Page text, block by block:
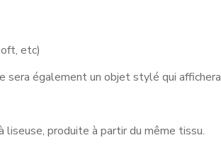
etc)
également un objet stylé qui affichera
produite à partir du même tissu.